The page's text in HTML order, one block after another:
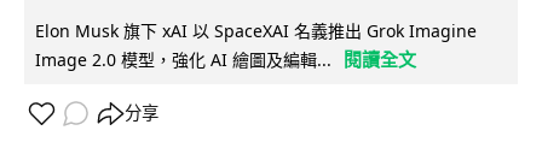
Elon Musk 旗下 xAI 以 SpaceXAI 名義推出 Grok Imagine
Image 2.0 模型，強化 AI 繪圖及編輯...
閱讀全文
分享